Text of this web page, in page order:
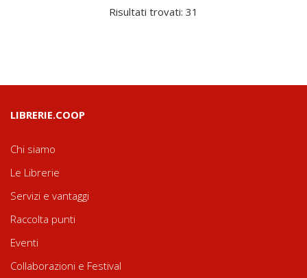
Risultati trovati: 31
LIBRERIE.COOP
Chi siamo
Le Librerie
Servizi e vantaggi
Raccolta punti
Eventi
Collaborazioni e Festival